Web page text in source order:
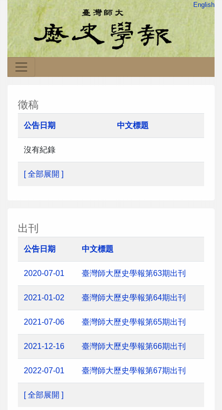
English
徵稿
公告日期 中文標題
沒有紀錄
[ 全部展開 ]
出刊
公告日期 中文標題
2020-07-01 臺灣師大歷史學報第63期出刊
2021-01-02 臺灣師大歷史學報第64期出刊
2021-07-06 臺灣師大歷史學報第65期出刊
2021-12-16 臺灣師大歷史學報第66期出刊
2022-07-01 臺灣師大歷史學報第67期出刊
[ 全部展開 ]